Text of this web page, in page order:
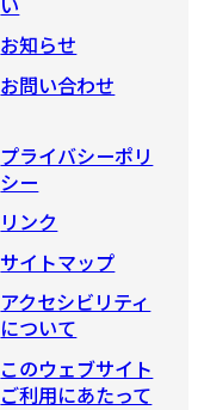
お知らせ
お問い合わせ
プライバシーポリ
シー
リンク
サイトマップ
アクセシビリティ
について
このウェブサイト
ご利用にあたって